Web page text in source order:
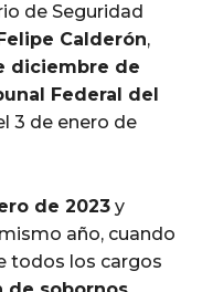
de Seguridad
Felipe Calderón,
diciembre de
Federal del
3 de enero de
de 2023 y
año, cuando
todos los cargos